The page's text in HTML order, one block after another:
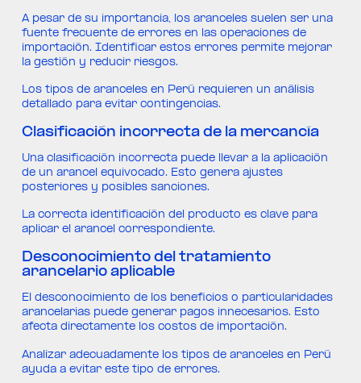
A pesar de su importancia, los aranceles suelen ser una
fuente frecuente de errores en las operaciones de
importación. Identificar estos errores permite mejorar
la gestión y reducir riesgos.
Los tipos de aranceles en Perú requieren un análisis
detallado para evitar contingencias.
Clasificación incorrecta de la mercancía
Una clasificación incorrecta puede llevar a la aplicación
de un arancel equivocado. Esto genera ajustes
posteriores y posibles sanciones.
La correcta identificación del producto es clave para
aplicar el arancel correspondiente.
Desconocimiento del tratamiento
arancelario aplicable
El desconocimiento de los beneficios o particularidades
arancelarias puede generar pagos innecesarios. Esto
afecta directamente los costos de importación.
Analizar adecuadamente los tipos de aranceles en Perú
ayuda a evitar este tipo de errores.